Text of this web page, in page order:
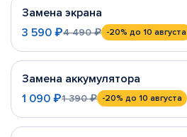
Замена экрана
3 590 ₽4 490 ₽ -20% до 10 августа
Замена аккумулятора
1 090 ₽1 390 ₽ -20% до 10 августа